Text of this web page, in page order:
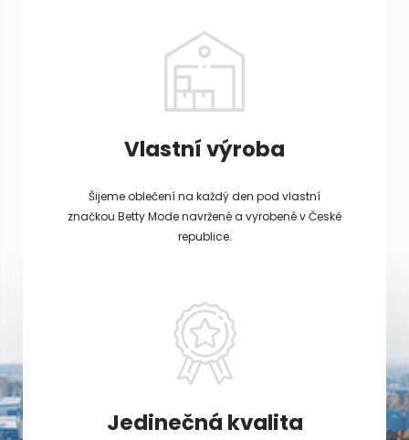
Vlastní výroba
Šijeme oblečení na každý den pod vlastní
značkou Betty Mode navržené a vyrobené v České
republice.
Jedinečná kvalita